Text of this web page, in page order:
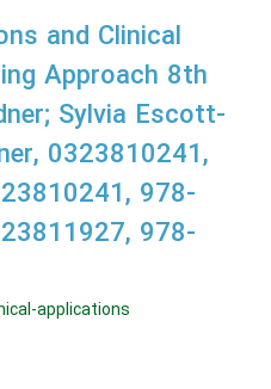
and Clinical
Approach 8th
Sylvia Escott-
0323810241,
978-
978-
applications